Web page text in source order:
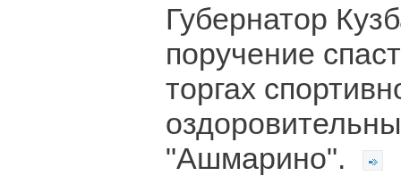
Губернатор
поручение
торгах
"Ашмарино".